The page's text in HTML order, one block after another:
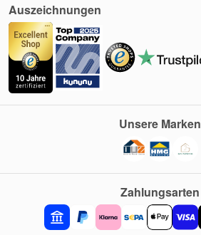
Auszeichnungen
Zahlungsarten
Unsere Marken